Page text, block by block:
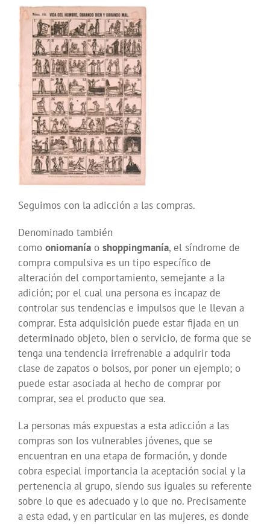
Seguimos con la adicción a las compras.
Denominado también
como oniomanía o shoppingmanía, el síndrome de
compra compulsiva es un tipo específico de
alteración del comportamiento, semejante a la
adición; por el cual una persona es incapaz de
controlar sus tendencias e impulsos que le llevan a
comprar. Esta adquisición puede estar fijada en un
determinado objeto, bien o servicio, de forma que se
tenga una tendencia irrefrenable a adquirir toda
clase de zapatos o bolsos, por poner un ejemplo; o
puede estar asociada al hecho de comprar por
comprar, sea el producto que sea.
La personas más expuestas a esta adicción a las
compras son los vulnerables jóvenes, que se
encuentran en una etapa de formación, y donde
cobra especial importancia la aceptación social y la
pertenencia al grupo, siendo sus iguales su referente
sobre lo que es adecuado y lo que no. Precisamente
a esta edad, y en particular en las mujeres, es donde